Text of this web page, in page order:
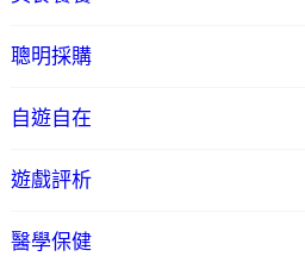
聰明採購
自遊自在
遊戲評析
醫學保健